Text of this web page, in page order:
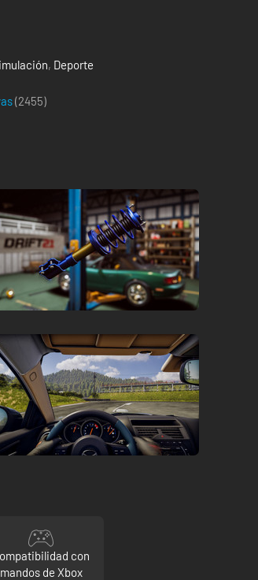
, Deporte
(2455)
con
mandos de Xbox